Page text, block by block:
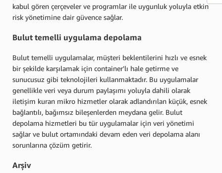
kabul gören çerçeveler ve programlar ile uygunluk yoluyla etkin
risk yönetimine dair güvence sağlar.
Bulut temelli uygulama depolama
Bulut temelli uygulamalar, müşteri beklentilerini hızlı ve esnek
bir şekilde karşılamak için container'lı hale getirme ve
sunucusuz gibi teknolojileri kullanmaktadır. Bu uygulamalar
genellikle veri veya durum paylaşımı yoluyla dahili olarak
iletişim kuran mikro hizmetler olarak adlandırılan küçük, esnek
bağlantılı, bağımsız bileşenlerden meydana gelir. Bulut
depolama hizmetleri bu tür uygulamalar için veri yönetimi
sağlar ve bulut ortamındaki devam eden veri depolama alanı
sorunlarına çözüm getirir.
Arşiv